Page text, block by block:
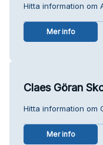
Hitta information om
Mer info
Claes Göran
Hitta information om
Mer info